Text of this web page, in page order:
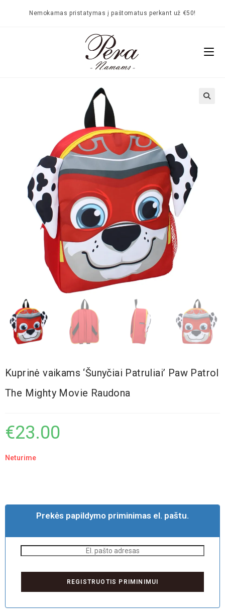
Nemokamas pristatymas į paštomatus perkant už €50!
Kuprinė vaikams ‘Šunyčiai Patruliai’ Paw Patrol
The Mighty Movie Raudona
€23.00
Neturime
Prekės papildymo priminimas el. paštu.